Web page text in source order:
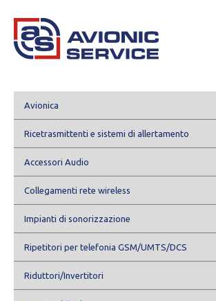
Avionica
Ricetrasmittenti e sistemi di allertamento
Accessori Audio
Collegamenti rete wireless
Impianti di sonorizzazione
Ripetitori per telefonia GSM/UMTS/DCS
Riduttori/Invertitori